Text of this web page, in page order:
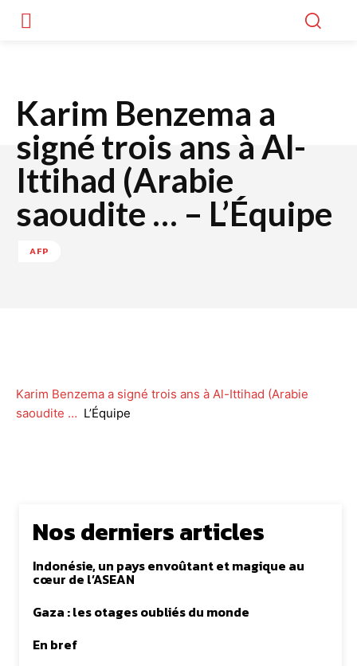
Karim Benzema a
signé trois ans à Al-
Ittihad (Arabie
saoudite … – L’Équipe
AFP
Karim Benzema a signé trois ans à Al-Ittihad (Arabie
saoudite … L’Équipe
Nos derniers articles
Indonésie, un pays envoûtant et magique au
cœur de l’ASEAN
Gaza : les otages oubliés du monde
En bref